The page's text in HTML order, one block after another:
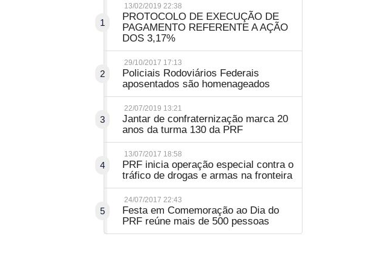
1
13/02/2019 22:38
PROTOCOLO DE EXECUÇÃO DE
PAGAMENTO REFERENTE A AÇÃO
DOS 3,17%
2
29/10/2017 17:13
Policiais Rodoviários Federais
aposentados são homenageados
3
22/07/2019 13:21
Jantar de confraternização marca 20
anos da turma 130 da PRF
4
13/07/2017 18:58
PRF inicia operação especial contra o
tráfico de drogas e armas na fronteira
5
24/07/2017 22:43
Festa em Comemoração ao Dia do
PRF reúne mais de 500 pessoas